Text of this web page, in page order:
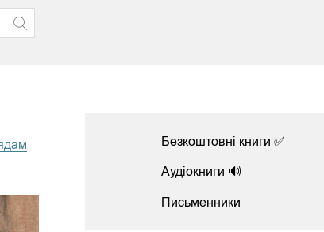
Безкоштовні книги ✅
Аудіокниги 🔊
Письменники